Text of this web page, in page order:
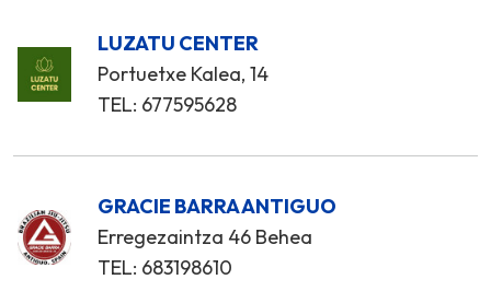
LUZATU CENTER
Portuetxe Kalea, 14
TEL: 677595628
GRACIE BARRA ANTIGUO
Erregezaintza 46 Behea
TEL: 683198610